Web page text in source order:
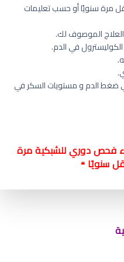
مرة سنويًا أو حسب تعليمات
الموصوف لك.
في الدم.
ضغط الدم و مستويات السكر في
فحص دوري للشبكية مرة
سنويًا ❝